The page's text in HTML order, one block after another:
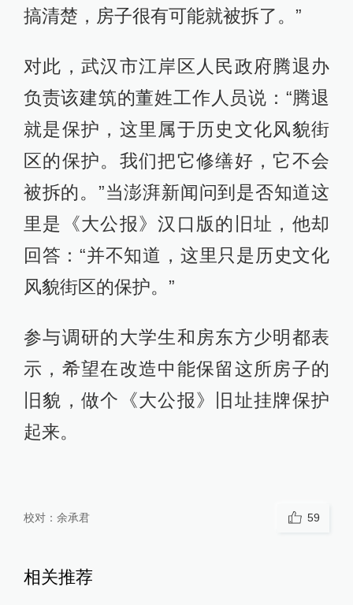
搞清楚，房子很有可能就被拆了。”
对此，武汉市江岸区人民政府腾退办
负责该建筑的董姓工作人员说：“腾退
就是保护，这里属于历史文化风貌街
区的保护。我们把它修缮好，它不会
被拆的。”当澎湃新闻问到是否知道这
里是《大公报》汉口版的旧址，他却
回答：“并不知道，这里只是历史文化
风貌街区的保护。”
参与调研的大学生和房东方少明都表
示，希望在改造中能保留这所房子的
旧貌，做个《大公报》旧址挂牌保护
起来。
校对： 余承君 59
相关推荐